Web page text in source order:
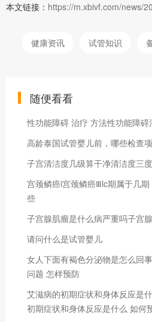
本文链接： https://m.xbivf.com/news/
健康资讯 试管知识
随便看看
性功能障碍 治疗 方法性功能障
高龄泰国试管婴儿前，哪些检查
子宫清洁度几级算干净清洁度三
宫颈鳞癌i宫颈鳞癌Ⅲlc期属于几
些
子宫腺肌瘤是什么病严重吗子宫
请问什么是试管婴儿
女人下面有褐色分泌物是怎么回
问题 怎样预防
艾滋病的初期症状和身体反应是
初期症状和身体反应是什么 如何